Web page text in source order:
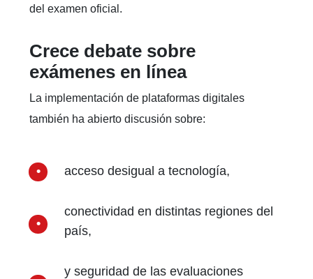
del examen oficial.
Crece debate sobre
exámenes en línea
La implementación de plataformas digitales
también ha abierto discusión sobre:
acceso desigual a tecnología,
conectividad en distintas regiones del
país,
y seguridad de las evaluaciones